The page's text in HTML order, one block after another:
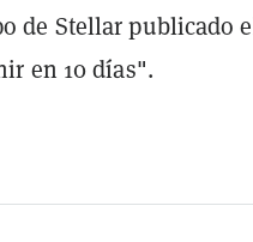
de Stellar publicado
en 10 días".